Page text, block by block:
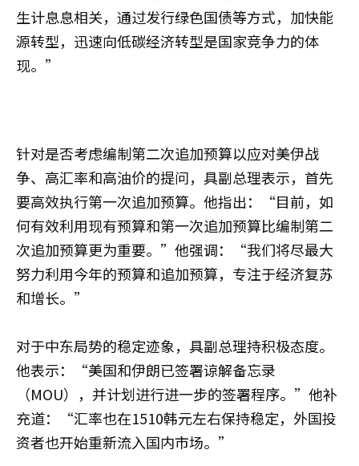
生计息息相关，通过发行绿色国债等方式，加快能
源转型，迅速向低碳经济转型是国家竞争力的体
现。”
针对是否考虑编制第二次追加预算以应对美伊战
争、高汇率和高油价的提问，具副总理表示，首先
要高效执行第一次追加预算。他指出：“目前，如
何有效利用现有预算和第一次追加预算比编制第二
次追加预算更为重要。”他强调：“我们将尽最大
努力利用今年的预算和追加预算，专注于经济复苏
和增长。”
对于中东局势的稳定迹象，具副总理持积极态度。
他表示：“美国和伊朗已签署谅解备忘录
（MOU），并计划进行进一步的签署程序。”他补
充道：“汇率也在1510韩元左右保持稳定，外国投
资者也开始重新流入国内市场。”